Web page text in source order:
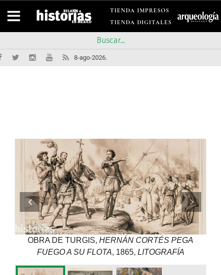
TIENDA IMPRESOS
TIENDA DIGITALES
8-ago-2026.
OBRA DE TURGIS, HERNÁN CORTÉS PEGA
FUEGO A SU FLOTA, 1865, LITOGRAFÍA